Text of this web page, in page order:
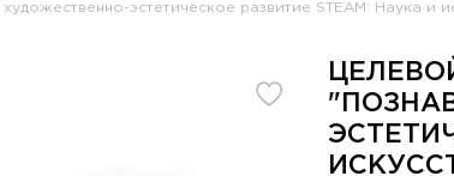
эстетическое развитие STEAM: Наука и